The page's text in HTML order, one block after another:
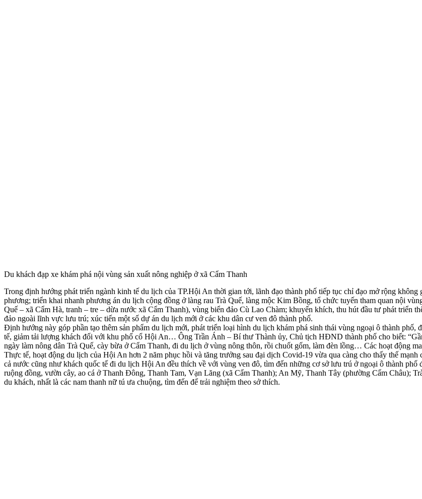
Du khách đạp xe khám phá nội vùng sản xuất nông nghiệp ở xã Cẩm Thanh
Trong định hướng phát triển ngành kinh tế du lịch của TP.Hội An thời gian tới, lãnh đạo thành phố tiếp tục chỉ đạo mở rộng
phương; triển khai nhanh phương án du lịch cộng đồng ở làng rau Trà Quế, làng mộc Kim Bồng, tổ chức tuyến tham quan nội
Quế – xã Cẩm Hà, tranh – tre – dừa nước xã Cẩm Thanh), vùng biển đảo Cù Lao Chàm; khuyến khích, thu hút đầu tư phát triển
đảo ngoài lĩnh vực lưu trú; xúc tiến một số dự án du lịch mới ở các khu dân cư ven đô thành phố.
Định hướng này góp phần tạo thêm sản phẩm du lịch mới, phát triển loại hình du lịch khám phá sinh thái vùng ngoại ô thành
tế, giảm tải lượng khách đối với khu phố cổ Hội An… Ông Trần Ánh – Bí thư Thành ủy, Chủ tịch HĐND thành phố cho biết:
ngày làm nông dân Trà Quế, cày bừa ở Cẩm Thanh, đi du lịch ở vùng nông thôn, rồi chuốt gốm, làm đèn lồng… Các hoạt động
Thực tế, hoạt động du lịch của Hội An hơn 2 năm phục hồi và tăng trưởng sau đại dịch Covid-19 vừa qua càng cho thấy thế
cả nước cũng như khách quốc tế đi du lịch Hội An đều thích về với vùng ven đô, tìm đến những cơ sở lưu trú ở ngoại ô thành
ruộng đồng, vườn cây, ao cá ở Thanh Đông, Thanh Tam, Vạn Lăng (xã Cẩm Thanh); An Mỹ, Thanh Tây (phường Cẩm Châu);
du khách, nhất là các nam thanh nữ tú ưa chuộng, tìm đến để trải nghiệm theo sở thích.